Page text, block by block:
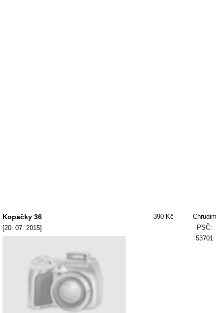
Kopačky 36
[20. 07. 2015]
390 Kč
Chrudim
PSČ:
53701